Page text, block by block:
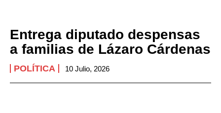
Entrega diputado despensas
a familias de Lázaro Cárdenas
POLÍTICA 10 Julio, 2026